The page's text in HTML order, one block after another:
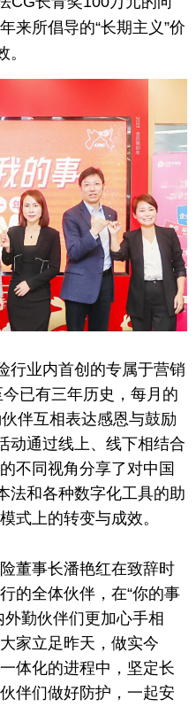
来所倡导的“长期主义”价
行业内首创的专属于营销
已有三年历史，每月的
伴互相表达感恩与鼓励
动通过线上、线下相结合
不同视角分享了对中国
法和各种数字化工具的助
式上的转变与成效。
董事长潘艳红在致辞时
的全体伙伴，在“你的事
勤伙伴们更加心手相
家立足昨天，做实今
体化的进程中，坚定长
伴们做好防护，一起安